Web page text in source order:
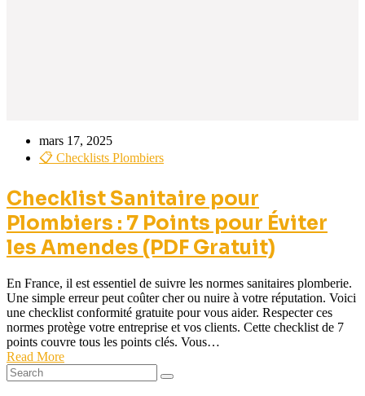
mars 17, 2025
📋 Checklists Plombiers
Checklist Sanitaire pour
Plombiers : 7 Points pour Éviter
les Amendes (PDF Gratuit)
En France, il est essentiel de suivre les normes sanitaires plomberie.
Une simple erreur peut coûter cher ou nuire à votre réputation. Voici
une checklist conformité gratuite pour vous aider. Respecter ces
normes protège votre entreprise et vos clients. Cette checklist de 7
points couvre tous les points clés. Vous…
Read More